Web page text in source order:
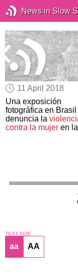
News in Slow
11 April 2018
Una exposición
fotográfica en Brasil
denuncia la
contra la mujer en la
TEXT SIZE
aa AA